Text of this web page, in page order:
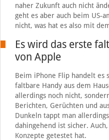
naher Zukunft auch nicht
geht es aber auch beim US-
nicht, was hat es also mit
Es wird das erste
von Apple
Beim iPhone Flip handelt es
faltbare Handy aus dem
allerdings noch nicht,
Berichten, Gerüchten und
Dunkeln tappt man
dahingehend ist sicher.
Konzepte getestet hat.